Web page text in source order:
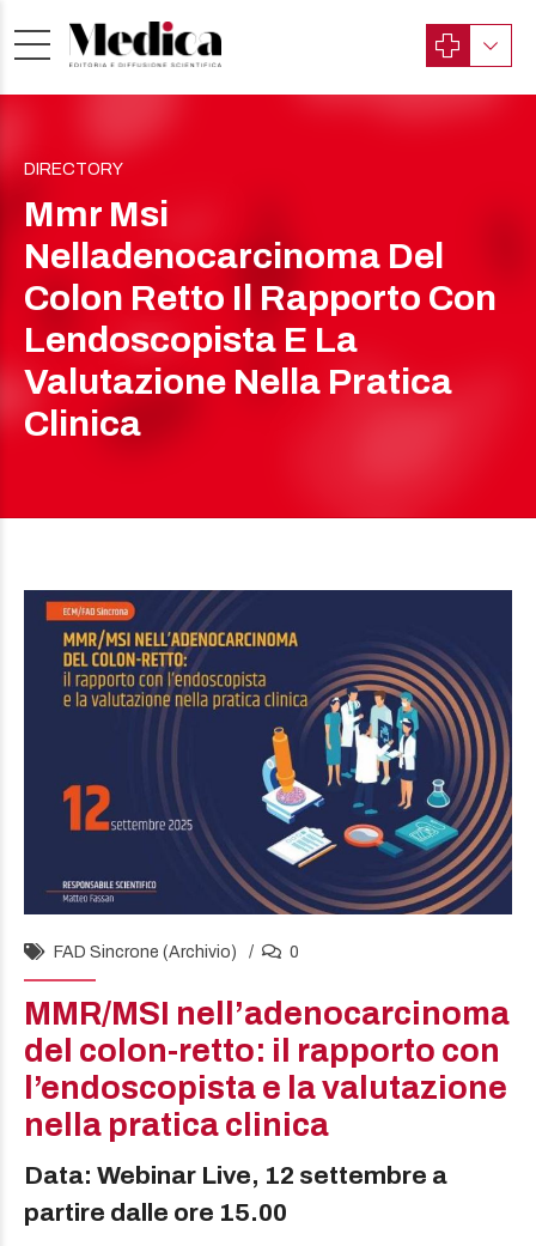
DIRECTORY
Mmr Msi
Nelladenocarcinoma Del
Colon Retto Il Rapporto Con
Lendoscopista E La
Valutazione Nella Pratica
Clinica
FAD Sincrone (Archivio) 0
MMR/MSI nell’adenocarcinoma
del colon-retto: il rapporto con
l’endoscopista e la valutazione
nella pratica clinica
Data: Webinar Live, 12 settembre a
partire dalle ore 15.00